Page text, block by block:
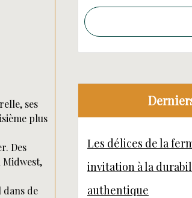
ses
plus
Des
Midwest,
dans de
Les délices de la
invitation à la
authentique